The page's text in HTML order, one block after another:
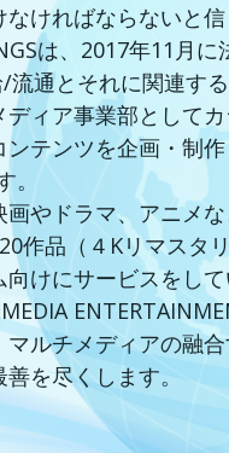
ければならないと信
は、2017年11月
通とそれに関連す
ィア事業部として
テンツを企画・制
画やドラマ、アニメ
作品（４Kリマスタ
けにサービスをし
マルチメディアの融
を尽くします。